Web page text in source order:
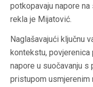
potkopavaju napore na
rekla je Mijatović.
Naglašavajući ključnu
kontekstu,
napore u suočavanju
pristupom usmjerenim